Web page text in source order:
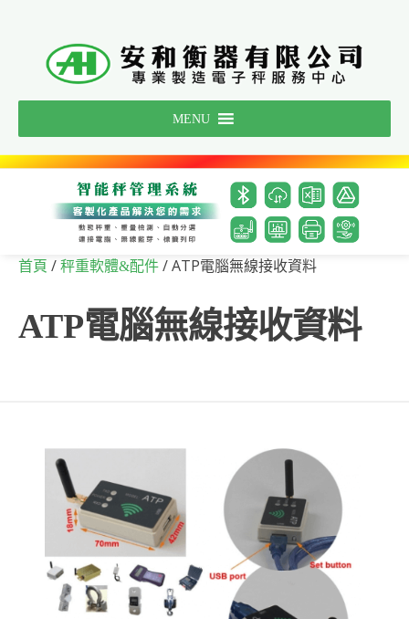
MENU
首頁 / 秤重軟體&配件 / ATP電腦無線接收資料
ATP電腦無線接收資料